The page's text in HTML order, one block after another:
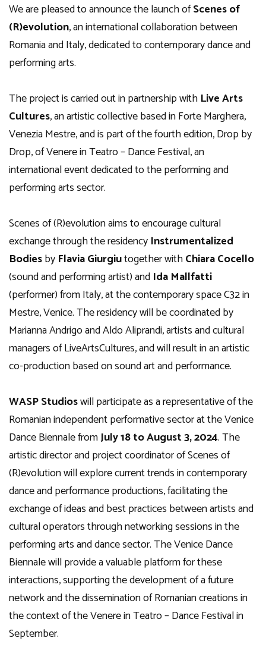
We are pleased to announce the launch ofScenes of
(R)evolution, an international collaboration between
Romania and Italy, dedicated to contemporary dance and
performing arts.
The project is carried out in partnership with Live Arts
Cultures, an artistic collective based in Forte Marghera,
Venezia Mestre, and is part of the fourth edition, Drop by
Drop, of Venere in Teatro – Dance Festival, an
international event dedicated to the performing and
performing arts sector.
Scenes of (R)evolution aims to encourage cultural
exchange through the residency Instrumentalized
Bodiesby Flavia Giurgiutogether withChiaraCocello
(sound and performing artist) and Ida Mallfatti
(performer) from Italy, at the contemporary space C32 in
Mestre, Venice. The residency will be coordinated by
Marianna Andrigo and Aldo Aliprandi, artists and cultural
managers of LiveArtsCultures, and will result in an artistic
co-production based on sound art and performance.
WASP Studioswill participate as a representative of the
Romanian independent performative sector at the Venice
Dance Biennale fromJuly 18 toAugust 3, 2024. The
artistic director and project coordinator of Scenes of
(R)evolution will explore current trends in contemporary
dance and performance productions, facilitating the
exchange of ideas and best practices between artists and
cultural operators through networking sessions in the
performing arts and dance sector. The Venice Dance
Biennale will provide a valuable platform for these
interactions, supporting the development of a future
network and the dissemination of Romanian creations in
the context of the Venere in Teatro – Dance Festival in
September.